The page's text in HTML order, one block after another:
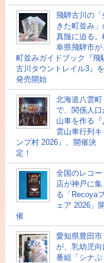
飛騨古川の「
きた町並み」
真髄に迫る。
阜県飛騨市が
町並みガイドブック『飛
古川タウントレイル3』を
発売開始
北海道八雲町
で、関係人口
山車を作る『
雲山車行列キ
ンプ村 2026』、開催決
定！
全国のレコー
店が神戸に集
る「Recoyaフ
ェア 2026」開
催
愛知県豊田市
が、乳幼児向
番組「シナぷ